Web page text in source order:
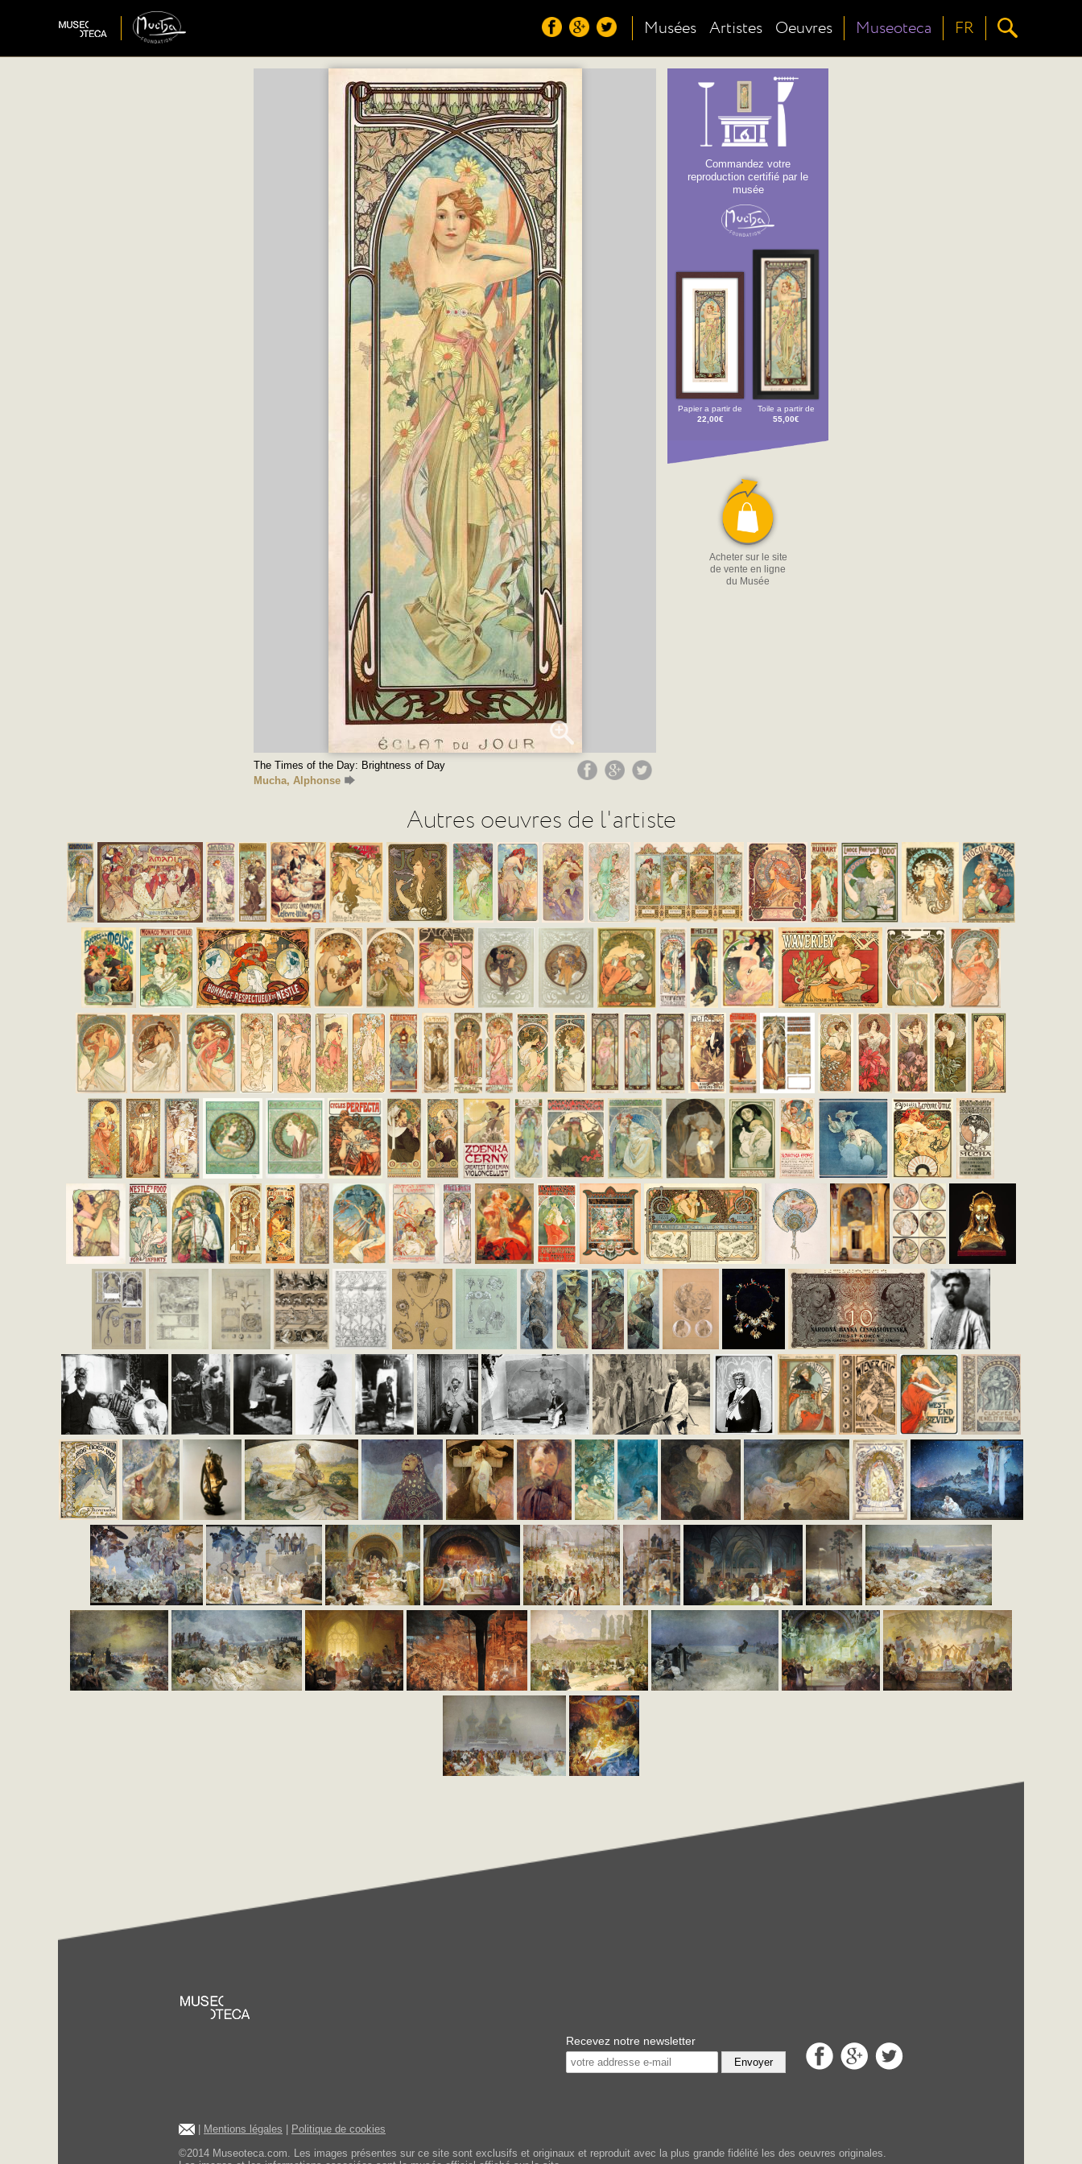
Musées Artistes Oeuvres Museoteca FR
The Times of the Day: Brightness of Day
Mucha, Alphonse
Commandez votre
reproduction certifié par le
musée
Papier a partir de
22,00€
Toile a partir de
55,00€
Acheter sur le site
de vente en ligne
du Musée
Autres oeuvres de l'artiste
Recevez notre newsletter
Envoyer
Mentions légales
Politique de cookies
©2014 Museoteca.com. Les images présentes sur ce site sont exclusifs et originaux et reproduit avec la plus grande fidélité les des oeuvres originales.